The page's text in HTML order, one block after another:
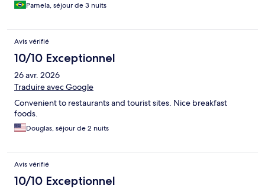
Pamela, séjour de 3 nuits
Avis vérifié
10/10 Exceptionnel
26 avr. 2026
Traduire avec Google
Convenient to restaurants and tourist sites. Nice breakfast
foods.
Douglas, séjour de 2 nuits
Avis vérifié
10/10 Exceptionnel